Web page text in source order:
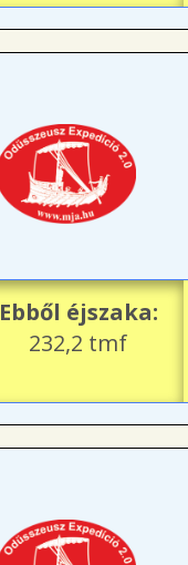
Ebből éjszaka:
232,2 tmf